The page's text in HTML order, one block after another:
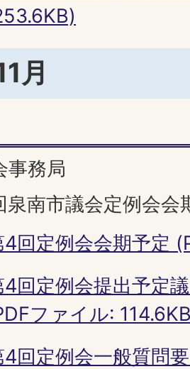
月
事務局
南市議会定例会会
回定例会会期予定
回定例会提出予定
ファイル:
回定例会一般質問